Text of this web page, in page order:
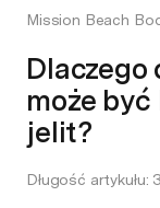
Mission Beach
może
jelit?
Długość artykułu: